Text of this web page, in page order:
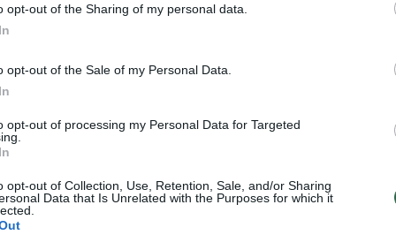
opt-out of the Sharing of my personal data.
opt-out of the Sale of my Personal Data.
opt-out of processing my Personal Data for Targeted
opt-out of Collection, Use, Retention, Sale, and/or Sharing
Data that Is Unrelated with the Purposes for which it
šeima
Gyvenimo būdas
sniego?
popierinių vandens
būdas